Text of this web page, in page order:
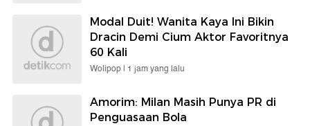
Modal Duit! Wanita Kaya Ini Bikin
Dracin Demi Cium Aktor Favoritnya
60 Kali
Wolipop | 1 jam yang lalu
Amorim: Milan Masih Punya PR di
Penguasaan Bola